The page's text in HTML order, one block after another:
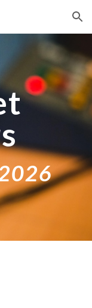
Skip to navigation